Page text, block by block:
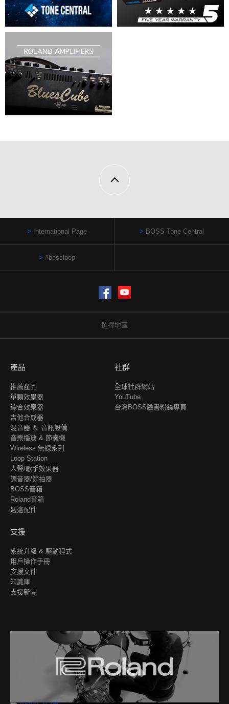
International Page BOSS Tone Central
#bossloop
Facebook
選擇地區
產品
推薦產品
單顆效果器
綜合效果器
吉他合成器
混音器 ＆ 音訊設備
音樂播放 & 節奏機
Wireless 無線系列
Loop Station
人聲/歌手效果器
調音器/節拍器
BOSS音箱
Roland音箱
週邊配件
社群
全球社群網站
YouTube
台灣BOSS臉書粉絲專頁
支援
系統升級 & 驅動程式
用戶操作手冊
支援文件
知識庫
支援新聞